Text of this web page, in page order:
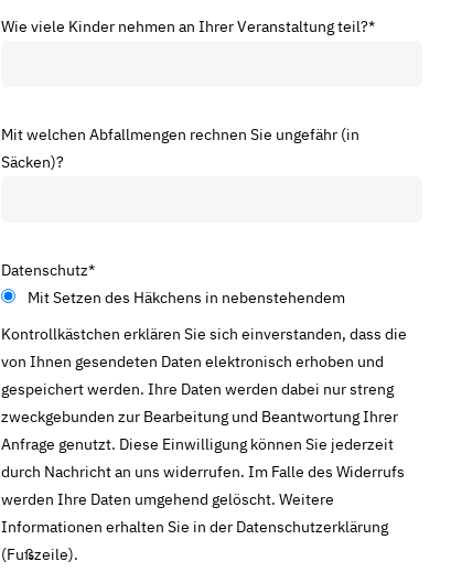
Wie viele Kinder nehmen an Ihrer Veranstaltung teil?*
Mit welchen Abfallmengen rechnen Sie ungefähr (in
Säcken)?
Datenschutz*
Mit Setzen des Häkchens in nebenstehendem
Kontrollkästchen erklären Sie sich einverstanden, dass die
von Ihnen gesendeten Daten elektronisch erhoben und
gespeichert werden. Ihre Daten werden dabei nur streng
zweckgebunden zur Bearbeitung und Beantwortung Ihrer
Anfrage genutzt. Diese Einwilligung können Sie jederzeit
durch Nachricht an uns widerrufen. Im Falle des Widerrufs
werden Ihre Daten umgehend gelöscht. Weitere
Informationen erhalten Sie in der Datenschutzerklärung
(Fußzeile).